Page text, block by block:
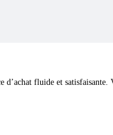
fluide et satisfaisante.